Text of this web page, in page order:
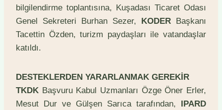
bilgilendirme toplantısına, Kuşadası Ticaret Odası
Genel Sekreteri Burhan Sezer, KODER Başkanı
Tacettin Özden, turizm paydaşları ile vatandaşlar
katıldı.
DESTEKLERDEN YARARLANMAK GEREKİR
TKDK Başvuru Kabul Uzmanları Özge Öner Erler,
Mesut Dur ve Gülşen Sarıca tarafından, IPARD